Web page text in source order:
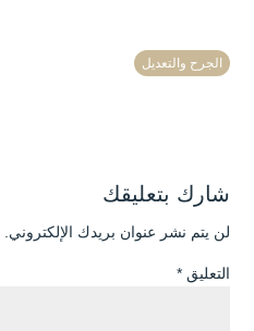
الجرح والتعديل
شارك بتعليقك
لن يتم نشر عنوان بريدك الإلكتروني.
التعليق *